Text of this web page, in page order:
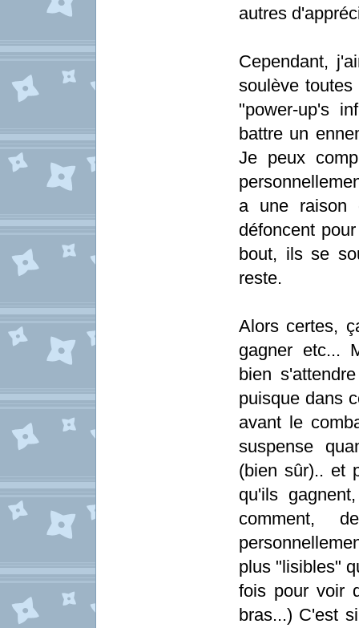
autres
Cependant,
soulève
"power-up's
battre un
Je peux
a une
défoncent
bout, ils se
reste.
Alors certes,
gagner etc...
bien
puisque dans
avant le
suspense
(bien sûr).. et
qu'ils
comment,
plus "lisibles"
fois pour voir
bras...) C'est